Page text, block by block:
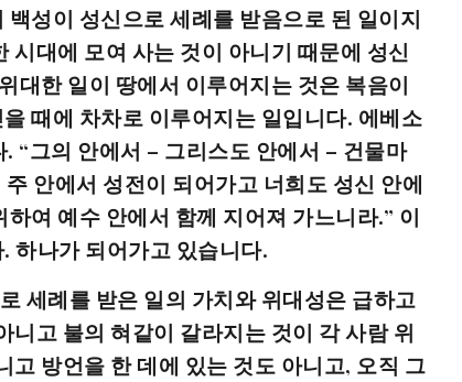
성이 성신으로 세례를 받음으로 된 일이지
시대에 모여 사는 것이 아니기 때문에 성신
대한 일이 땅에서 이루어지는 것은 복음이
때에 차차로 이루어지는 일입니다. 에베소
“그의 안에서 – 그리스도 안에서 – 건물마
안에서 성전이 되어가고 너희도 성신 안에
여 예수 안에서 함께 지어져 가느니라.” 이
하나가 되어가고 있습니다.
세례를 받은 일의 가치와 위대성은 급하고
니고 불의 혀같이 갈라지는 것이 각 사람 위
고 방언을 한 데에 있는 것도 아니고, 오직 그